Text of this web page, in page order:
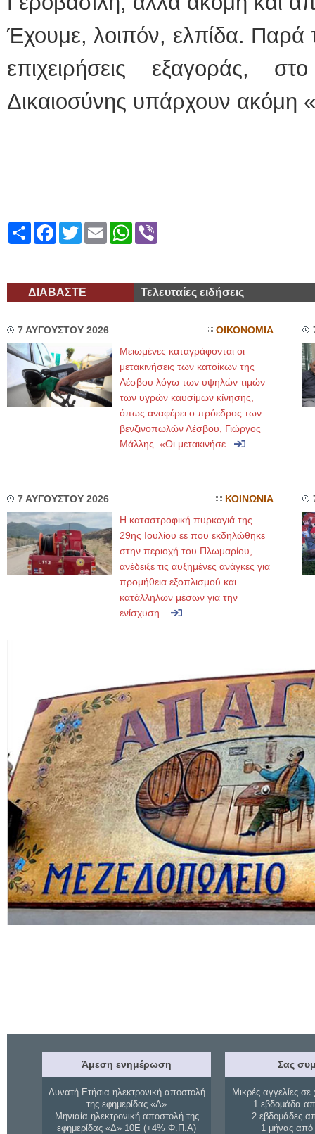
Έχουμε, λοιπόν, ελπίδα. Παρά
επιχειρήσεις εξαγοράς,
Δικαιοσύνης υπάρχουν ακόμη
ShareFacebook
TwitterEmailWhatsApp
ΔΙΑΒΑΣΤΕ Τελευταίες ειδήσεις
7 ΑΥΓΟΥΣΤΟΥ 2026 ΟΙΚΟΝΟΜΙΑ
Μειωμένες καταγράφονται οι
μετακινήσεις των κατοίκων της
Λέσβου λόγω των υψηλών τιμών
των υγρών καυσίμων κίνησης,
όπως αναφέρει ο πρόεδρος των
βενζινοπωλών Λέσβου, Γιώργος
Μάλλης. «Οι μετακινήσε...
7 ΑΥΓΟΥΣΤΟΥ 2026 ΚΟΙΝΩΝΙΑ
Η καταστροφική πυρκαγιά της
29ης Ιουλίου εε που εκδηλώθηκε
στην περιοχή του Πλωμαρίου,
ανέδειξε τις αυξημένες ανάγκες για
προμήθεια εξοπλισμού και
κατάλληλων μέσων για την
ενίσχυση ...
Άμεση ενημέρωση
Δυνατή Ετήσια ηλεκτρονική αποστολή
της εφημερίδας «Δ»
Μηνιαία ηλεκτρονική αποστολή της
εφημερίδας «Δ» 10Ε (+4% Φ.Π.Α)
Σας
Μικρές αγγελίες σε
1 εβδομάδα
2 εβδομάδες
1 μήνας